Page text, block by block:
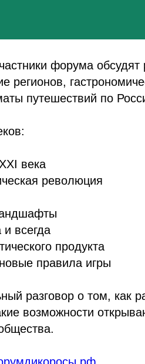
форума обсудят
регионов,
путешествий по
века
революция
и всегда
продукта
правила игры
разговор о том, как
возможности